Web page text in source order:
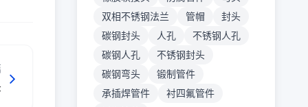
双相不锈钢法兰
管帽
封头
碳钢封头
人孔
不锈钢人孔
碳钢人孔
不锈钢封头
碳钢弯头
锻制管件
承插焊管件
衬四氟管件